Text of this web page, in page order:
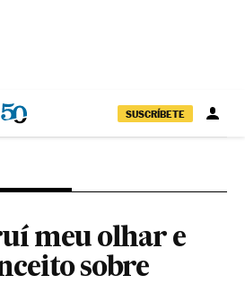
SUSCRÍBETE
meu olhar e
sobre